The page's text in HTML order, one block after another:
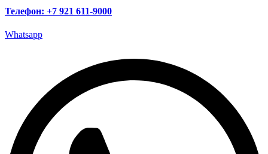
Телефон: +7 921 611-9000
Whatsapp